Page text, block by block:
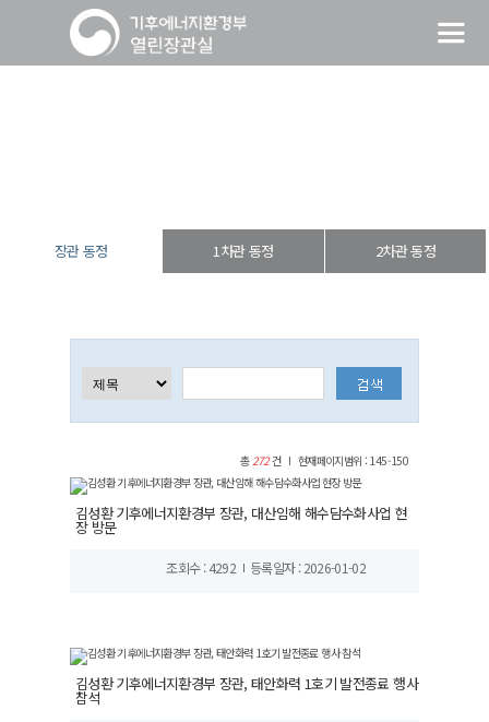
장관 동정 1차관 동정 2차관 동정
총272건 현재페이지범위 : 145-150
김성환 기후에너지환경부 장관, 대산임해 해수담수화사업 현
장 방문
조회수 : 4292 등록일자 : 2026-01-02
김성환 기후에너지환경부 장관, 태안화력 1호기 발전종료 행사
참석